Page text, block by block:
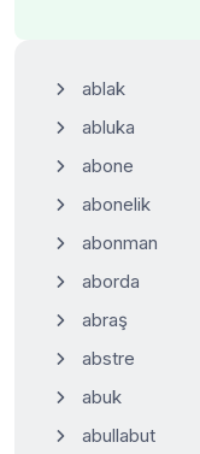
ablak
abluka
abone
abonelik
abonman
aborda
abraş
abstre
abuk
abullabut